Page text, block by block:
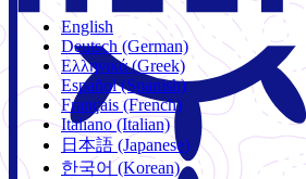
English
Deutsch (German)
Ελληνικά (Greek)
Español (Spanish)
Français (French)
Italiano (Italian)
日本語 (Japanese)
한국어 (Korean)